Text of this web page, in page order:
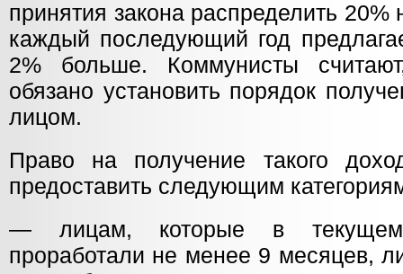
принятия закона распределить
каждый последующий год
2% больше. Коммунисты
обязано установить порядок
лицом.
Право на получение такого
предоставить следующим
— лицам, которые в текущем
проработали не менее 9 месяцев,